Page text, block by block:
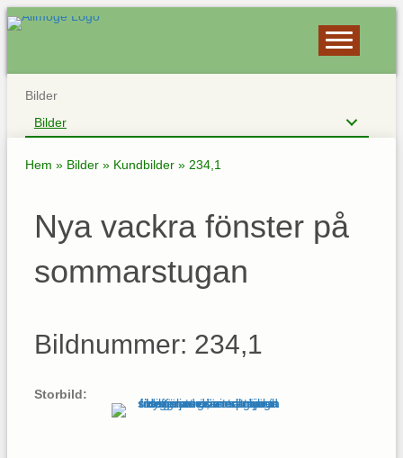
Bilder
Bilder
Hem » Bilder » Kundbilder » 234,1
Nya vackra fönster på
sommarstugan
Bildnummer: 234,1
Storbild: